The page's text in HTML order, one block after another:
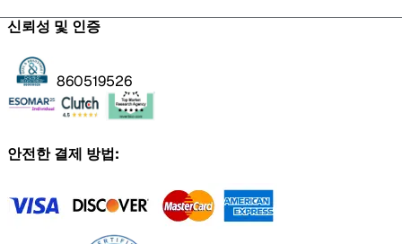
신뢰성 및 인증
860519526
안전한 결제 방법: